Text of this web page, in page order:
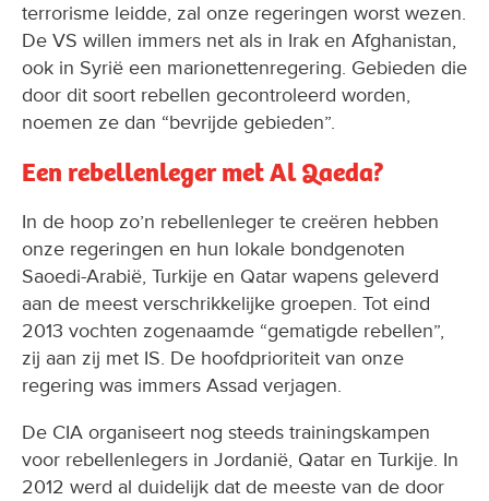
terrorisme leidde, zal onze regeringen worst wezen.
De VS willen immers net als in Irak en Afghanistan,
ook in Syrië een marionettenregering. Gebieden die
door dit soort rebellen gecontroleerd worden,
noemen ze dan “bevrijde gebieden”.
Een rebellenleger met Al Qaeda?
In de hoop zo’n rebellenleger te creëren hebben
onze regeringen en hun lokale bondgenoten
Saoedi-Arabië, Turkije en Qatar wapens geleverd
aan de meest verschrikkelijke groepen. Tot eind
2013 vochten zogenaamde “gematigde rebellen”,
zij aan zij met IS. De hoofdprioriteit van onze
regering was immers Assad verjagen.
De CIA organiseert nog steeds trainingskampen
voor rebellenlegers in Jordanië, Qatar en Turkije. In
2012 werd al duidelijk dat de meeste van de door